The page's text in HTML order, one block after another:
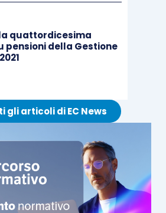
quattordicesima
pensioni della Gestione
gli articoli di EC News